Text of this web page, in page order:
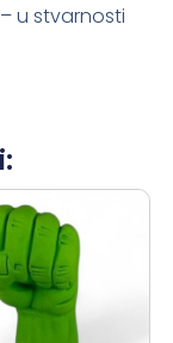
u stvarnosti